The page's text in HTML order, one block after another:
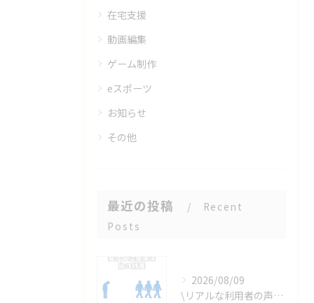
在宅支援
動画編集
ゲーム制作
eスポーツ
お知らせ
その他
最近の投稿
Recent
Posts
2026/08/09
\リアルな利用者の声📣/